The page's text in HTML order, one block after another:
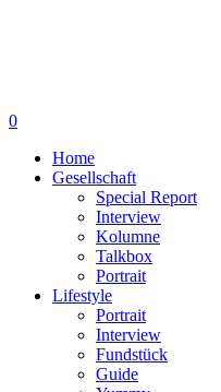
0
Home
Gesellschaft
Special Report
Interview
Kolumne
Talkbox
Portrait
Lifestyle
Portrait
Interview
Fundstück
Guide